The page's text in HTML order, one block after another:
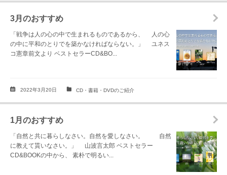
3月のおすすめ
「戦争は人の心の中で生まれるものであるから、 人の心
の中に平和のとりでを築かなければならない。」 ユネス
コ憲章前文より ベストセラーCD&BO...
2022年3月20日 CD・書籍・DVDのご紹介
1月のおすすめ
「自然と共に暮らしなさい。自然を愛しなさい。 自然
に教えて貰いなさい。」 山波言太郎 ベストセラー
CD&BOOKの中から、 素朴で明るい...